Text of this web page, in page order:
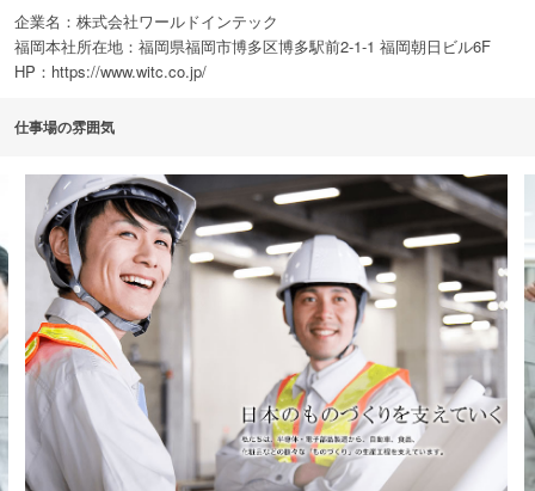
企業名：株式会社ワールドインテック
福岡本社所在地：福岡県福岡市博多区博多駅前2-1-1 福岡朝日ビル6F
HP：https://www.witc.co.jp/
仕事場の雰囲気